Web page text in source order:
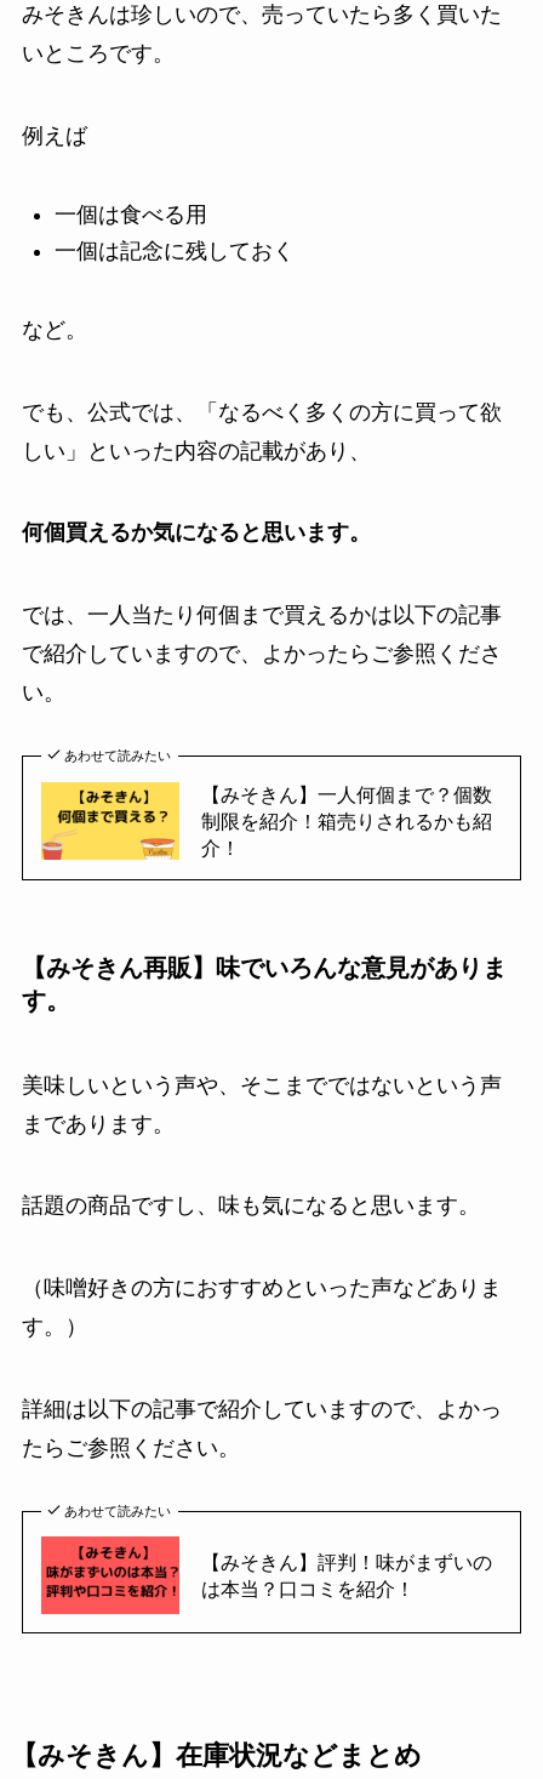
みそきんは珍しいので、売っていたら多く買いた
いところです。
例えば
一個は食べる用
一個は記念に残しておく
など。
でも、公式では、「なるべく多くの方に買って欲
しい」といった内容の記載があり、
何個買えるか気になると思います。
では、一人当たり何個まで買えるかは以下の記事
で紹介していますので、よかったらご参照くださ
い。
あわせて読みたい
【みそきん】一人何個まで？個数
制限を紹介！箱売りされるかも紹
介！
【みそきん再販】味でいろんな意見がありま
す。
美味しいという声や、そこまでではないという声
まであります。
話題の商品ですし、味も気になると思います。
（味噌好きの方におすすめといった声などありま
す。）
詳細は以下の記事で紹介していますので、よかっ
たらご参照ください。
あわせて読みたい
【みそきん】評判！味がまずいの
は本当？口コミを紹介！
【みそきん】在庫状況などまとめ